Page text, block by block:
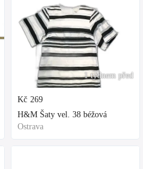
1 týdnem před
Kč 269
H&M Šaty vel. 38 béžová
Ostrava